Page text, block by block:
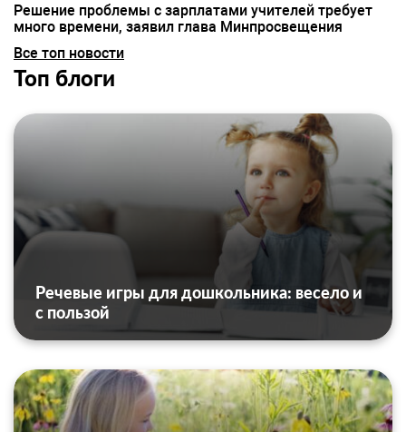
Решение проблемы с зарплатами учителей требует
много времени, заявил глава Минпросвещения
Все топ новости
Топ блоги
Речевые игры для дошкольника: весело и
с пользой